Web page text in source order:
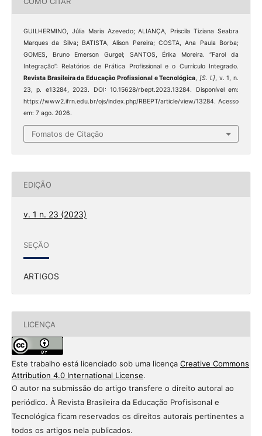
GUILHERMINO, Júlia Maria Azevedo; ALIANÇA, Priscila Tiziana Seabra
Marques da Silva; BATISTA, Alison Pereira; COSTA, Ana Paula Borba;
GOMES, Bruno Emerson Gurgel; SANTOS, Érika Moreira. “Farol da
Integração”: Relatórios de Prática Profissional e o Currículo Integrado.
Revista Brasileira da Educação Profissional e Tecnológica
[S. l.], v. 1, n.
23, p. e13284, 2023. DOI: 10.15628/rbept.2023.13284. Disponível em:
https://www2.ifrn.edu.br/ojs/index.php/RBEPT/article/view/13284. Acesso
em: 7 ago. 2026.
Fomatos de Citação
EDIÇÃO
v. 1 n. 23 (2023)
SEÇÃO
ARTIGOS
LICENÇA
Este trabalho está licenciado sob uma licença Creative Commons
Attribution 4.0 International License.
O autor na submissão do artigo transfere o direito autoral ao
periódico. À Revista Brasileira da Educação Profisisonal e
Tecnológica ficam reservados os direitos autorais pertinentes a
todos os artigos nela publicados.